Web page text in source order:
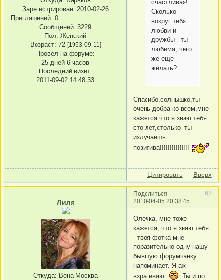
Зарегистрирован: 2010-02-26
Приглашений: 0
Сообщений: 3229
Пол: Женский
Возраст: 72 [1953-09-11]
Провел на форуме:
25 дней 6 часов
Последний визит:
2011-09-02 14:48:33
счастливая!
Сколько
вокруг тебя
любви и
дружбы - ты
любима, чего
же еще
желать?
Спасибо,солнышко,ты
очень добра ко всем,мне
кажется что я знаю тебя
сто лет,столько ты
излучаешь
позитива!!!!!!!!!!!!!!!
Цитировать Вверх
Поделиться
63
2010-04-05 20:38:45
Лиля
Откуда: Вена-Москва
Олечка, мне тоже
кажется, что я знаю тебя
- твоя фотка мне
поразительно одну нашу
бывшую форумчанку
напоминает. Я аж
взрагиваю
Ты и по